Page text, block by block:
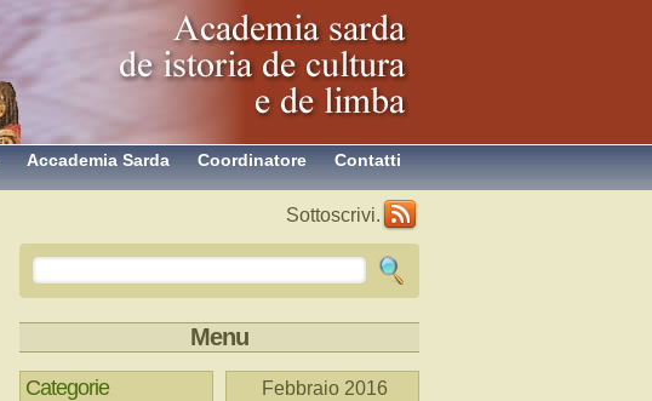
Contatti
Coordinatore
Accademia Sarda
Sottoscrivi.
Menu
Categorie
Febbraio 2016